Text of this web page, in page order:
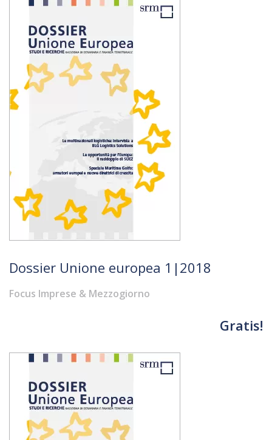
Dossier Unione europea 1|2018
Focus Imprese & Mezzogiorno
Gratis!